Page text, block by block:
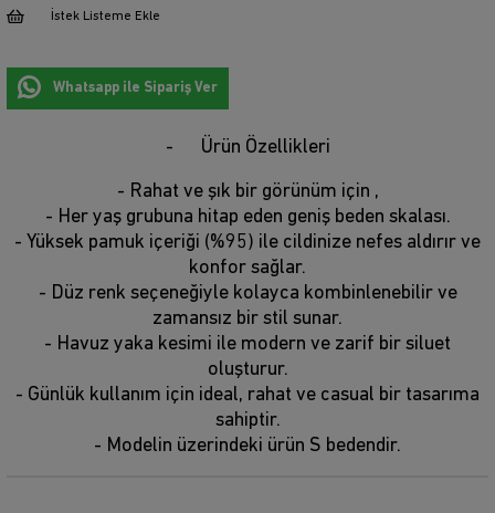
İstek Listeme Ekle
Whatsapp ile Sipariş Ver
Ürün Özellikleri
- Rahat ve şık bir görünüm için ,
- Her yaş grubuna hitap eden geniş beden skalası.
- Yüksek pamuk içeriği (%95) ile cildinize nefes aldırır ve
konfor sağlar.
- Düz renk seçeneğiyle kolayca kombinlenebilir ve
zamansız bir stil sunar.
- Havuz yaka kesimi ile modern ve zarif bir siluet
oluşturur.
- Günlük kullanım için ideal, rahat ve casual bir tasarıma
sahiptir.
- Modelin üzerindeki ürün S bedendir.